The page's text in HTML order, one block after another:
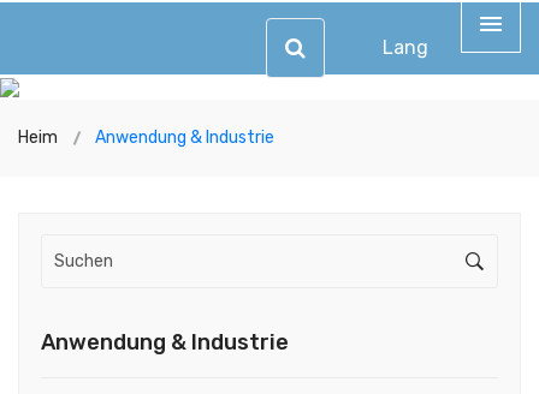
Lang
Heim Anwendung & Industrie
Anwendung & Industrie